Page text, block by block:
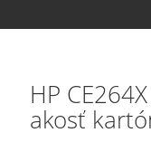
HP
akosť